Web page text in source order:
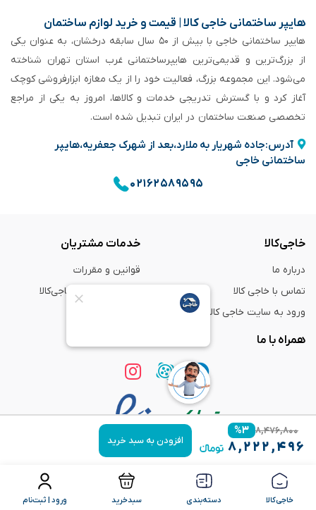
خاجی‌کالا دسته‌بندی سبدخرید ورود | ثبت‌نام
۸,۴۷۶,۸۰۰ ۳%
۸,۲۲۲,۴۹۶ افزودن به سبد خرید
هایپر ساختمانی خاجی‌ کالا | قیمت و خرید لوازم ساختمان
هایپر ساختمانی خاجی‌ با بیش از ۵۰ سال سابقه‌ درخشان، به عنوان یکی
از بزرگ‌ترین و قدیمی‌ترین هایپرساختمانی‌ غرب استان تهران شناخته
می‌شود. این مجموعه بزرگ، فعالیت خود را از یک مغازه ابزارفروشی کوچک
آغاز کرد و با گسترش تدریجی خدمات و کالاها، امروز به یکی از مراجع
تخصصی صنعت ساختمان در ایران تبدیل شده است.
آدرس:جاده شهریار به ملارد،بعد از شهرک جعفریه،هایپر
ساختمانی خاجی
۰۲۱۶۲۵۸۹۵۹۵
خاجی‌کالا
درباره ما
تماس با خاجی کالا
ورود به سایت خاجی‌ کالا
خدمات مشتریان
قوانین و مقررات
راهنمای خرید از خاجی‌کالا
همراه با ما
استفاده از مطالب فروشگاه اینترنتی خاجی‌ کالا
فقط برای مقاصد غیر تجاری و با ذکر
منبع بلامانع است.